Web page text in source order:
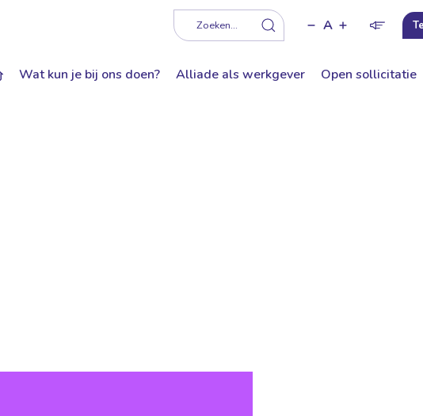
Zoeken... A
Wat kun je bij ons doen? Alliade als werkgever Open sollicitatie